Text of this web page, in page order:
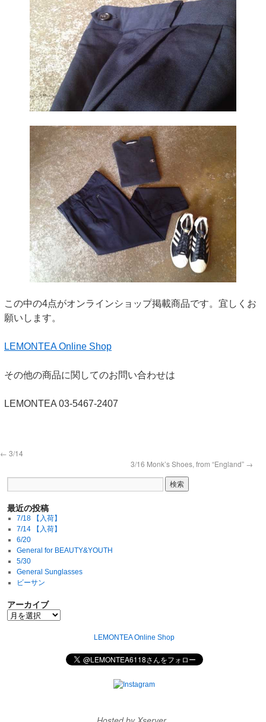
この中の4点がオンラインショップ掲載商品です。宜しくお
願いします。
LEMONTEA Online Shop
その他の商品に関してのお問い合わせは
LEMONTEA 03-5467-2407
← 3/14
3/16 Monk’s Shoes, from “England” →
最近の投稿
7/18 【入荷】
7/14 【入荷】
6/20
General for BEAUTY&YOUTH
5/30
General Sunglasses
ビーサン
アーカイブ
LEMONTEA Online Shop